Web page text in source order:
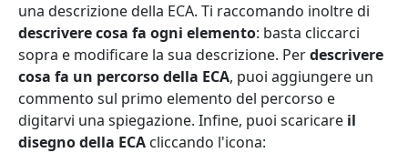
una descrizione della ECA. Ti raccomando inoltre di
descrivere cosa fa ogni elemento: basta cliccarci
sopra e modificare la sua descrizione. Perdescrivere
cosa fa un percorso della ECA, puoi aggiungere un
commento sul primo elemento del percorso e
digitarvi una spiegazione. Infine, puoi scaricare il
disegno della ECA cliccando l'icona: